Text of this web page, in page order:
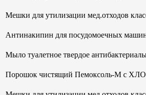
Мешки для утилизации мед.отходов
Антинакипин для посудомоечных
Мыло туалетное твердое
Порошок чистящий Пемоксоль-М с